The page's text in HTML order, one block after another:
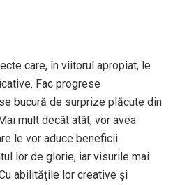
care, în viitorul apropiat, le
Fac progrese
bucură de surprize plăcute din
mult decât atât, vor avea
le vor aduce beneficii
lor de glorie, iar visurile mai
abilitățile lor creative și